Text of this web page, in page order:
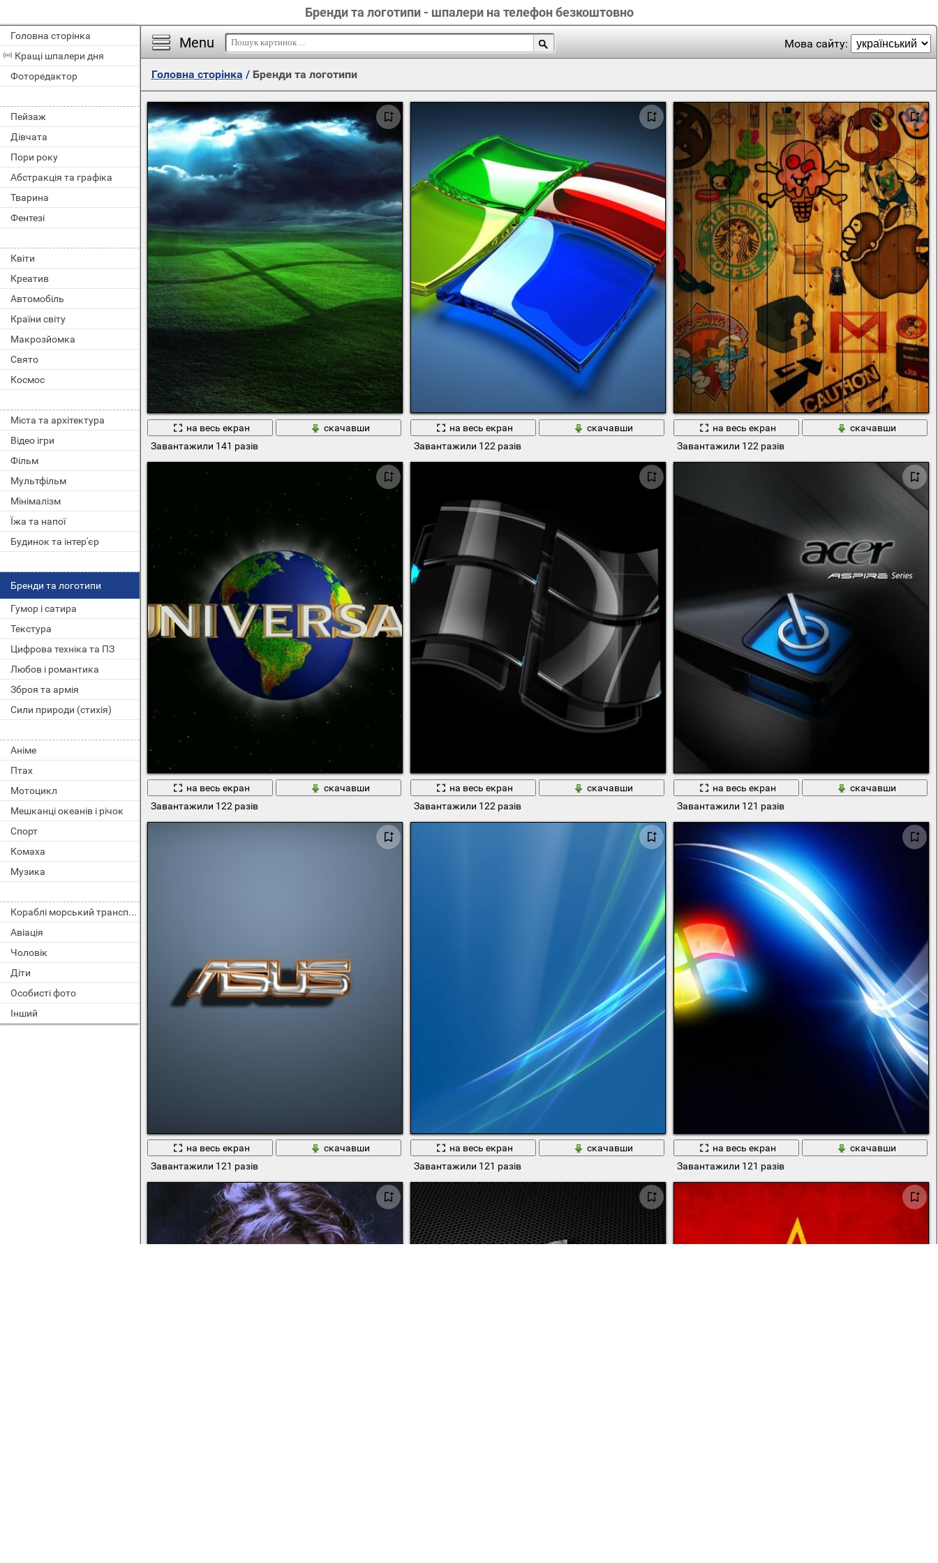
Бренди та логотипи - шпалери на телефон безкоштовно
Головна сторінка
Кращі шпалери дня
Фоторедактор
Пейзаж
Дівчата
Пори року
Абстракція та графіка
Тварина
Фентезі
Квіти
Креатив
Автомобіль
Країни світу
Макрозйомка
Свято
Космос
Міста та архітектура
Відео ігри
Фільм
Мультфільм
Мінімалізм
Їжа та напої
Будинок та інтер'єр
Бренди та логотипи
Гумор і сатира
Текстура
Цифрова техніка та ПЗ
Любов і романтика
Зброя та армія
Сили природи (стихія)
Аніме
Птах
Мотоцикл
Мешканці океанів і річок
Спорт
Комаха
Музика
Кораблі морський транспорт
Авіація
Чоловік
Діти
Особисті фото
Інший
Menu Мова сайту:
Головна сторінка / Бренди та логотипи
на весь екран
скачавши
Завантажили 141 разів
на весь екран
скачавши
Завантажили 122 разів
на весь екран
скачавши
Завантажили 122 разів
на весь екран
скачавши
Завантажили 122 разів
на весь екран
скачавши
Завантажили 122 разів
на весь екран
скачавши
Завантажили 121 разів
на весь екран
скачавши
Завантажили 121 разів
на весь екран
скачавши
Завантажили 121 разів
на весь екран
скачавши
Завантажили 121 разів